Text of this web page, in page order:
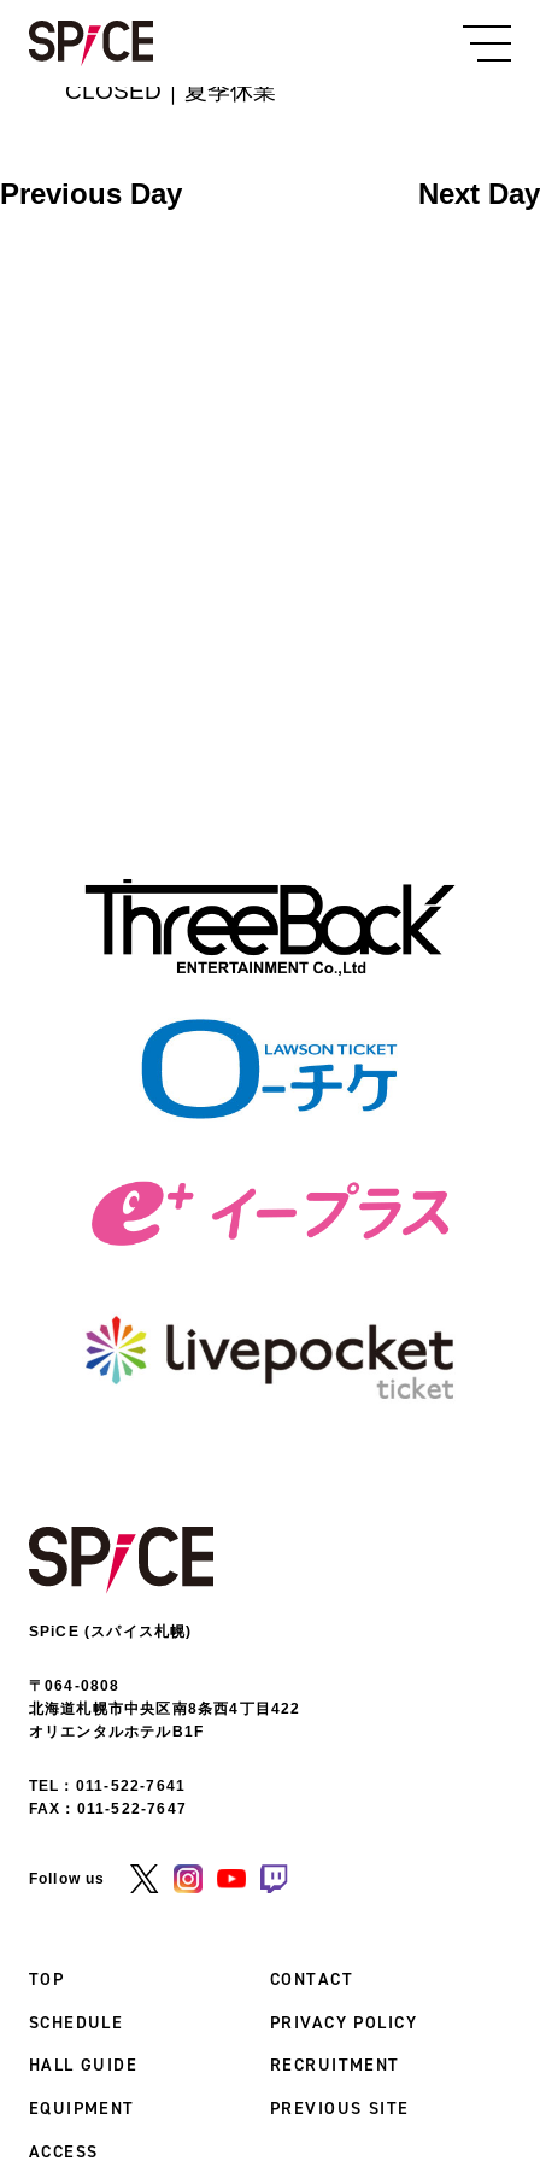
2025/08/05
CLOSED｜夏季休業
Previous Day Next Day
SPiCE (スパイス札幌)
〒064-0808
北海道札幌市中央区南8条西4丁目422
オリエンタルホテルB1F
TEL： 011-522-7641
FAX：011-522-7647
Follow us
TOP
SCHEDULE
HALL GUIDE
EQUIPMENT
ACCESS
CONTACT
PRIVACY POLICY
RECRUITMENT
PREVIOUS SITE